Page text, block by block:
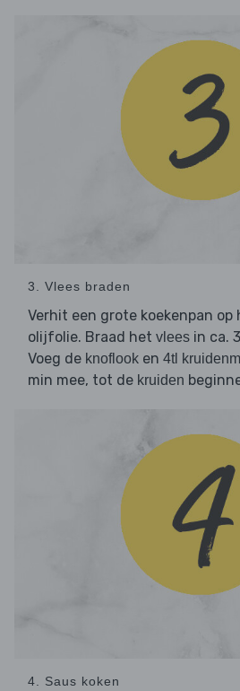
3. Vlees braden
Verhit een grote koekenpan op
olijfolie. Braad het vlees in ca.
Voeg de knoflook en 4tl
min mee, tot de kruiden
4. Saus koken